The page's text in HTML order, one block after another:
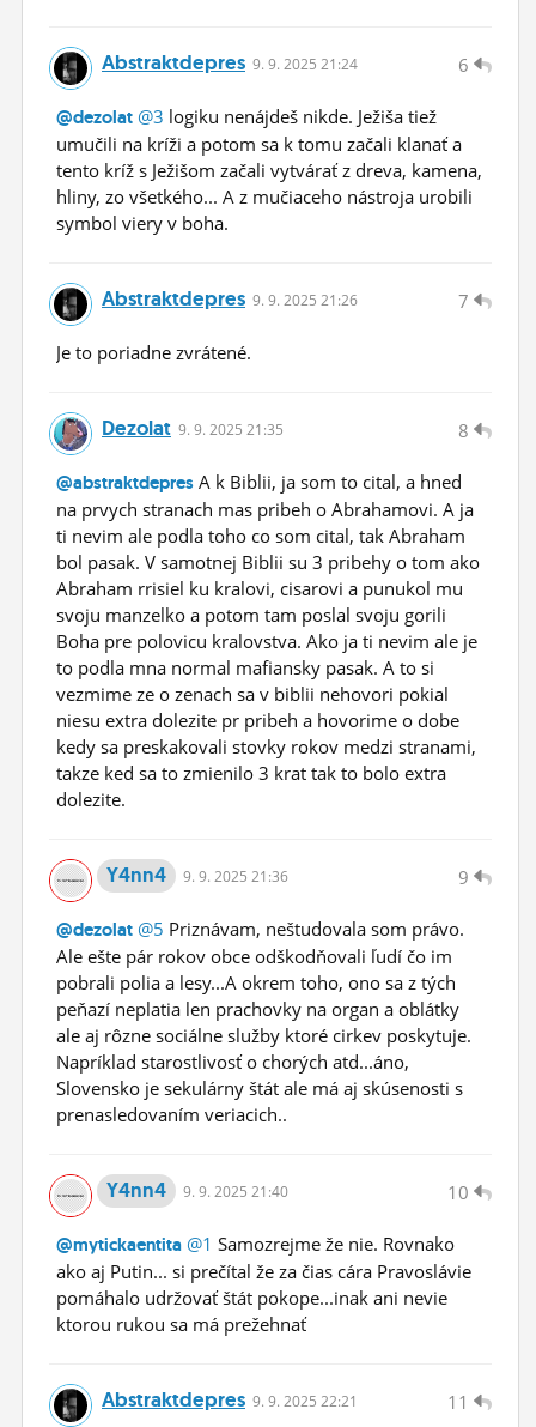
6
Abstraktdepres 9. 9. 2025 21:24
@dezolat @3 logiku nenájdeš nikde. Ježiša tiež
umučili na kríži a potom sa k tomu začali klanať a
tento kríž s Ježišom začali vytvárať z dreva, kamena,
hliny, zo všetkého... A z mučiaceho nástroja urobili
symbol viery v boha.
7
Abstraktdepres 9. 9. 2025 21:26
Je to poriadne zvrátené.
8
Dezolat 9. 9. 2025 21:35
@abstraktdepres A k Biblii, ja som to cital, a hned
na prvych stranach mas pribeh o Abrahamovi. A ja
ti nevim ale podla toho co som cital, tak Abraham
bol pasak. V samotnej Biblii su 3 pribehy o tom ako
Abraham rrisiel ku kralovi, cisarovi a punukol mu
svoju manzelko a potom tam poslal svoju gorili
Boha pre polovicu kralovstva. Ako ja ti nevim ale je
to podla mna normal mafiansky pasak. A to si
vezmime ze o zenach sa v biblii nehovori pokial
niesu extra dolezite pr pribeh a hovorime o dobe
kedy sa preskakovali stovky rokov medzi stranami,
takze ked sa to zmienilo 3 krat tak to bolo extra
dolezite.
9
Y4nn4 9. 9. 2025 21:36
@dezolat @5 Priznávam, neštudovala som právo.
Ale ešte pár rokov obce odškodňovali ľudí čo im
pobrali polia a lesy...A okrem toho, ono sa z tých
peňazí neplatia len prachovky na organ a oblátky
ale aj rôzne sociálne služby ktoré cirkev poskytuje.
Napríklad starostlivosť o chorých atd...áno,
Slovensko je sekulárny štát ale má aj skúsenosti s
prenasledovaním veriacich..
10
Y4nn4 9. 9. 2025 21:40
@mytickaentita @1 Samozrejme že nie. Rovnako
ako aj Putin... si prečítal že za čias cára Pravoslávie
pomáhalo udržovať štát pokope...inak ani nevie
ktorou rukou sa má prežehnať
11
Abstraktdepres 9. 9. 2025 22:21